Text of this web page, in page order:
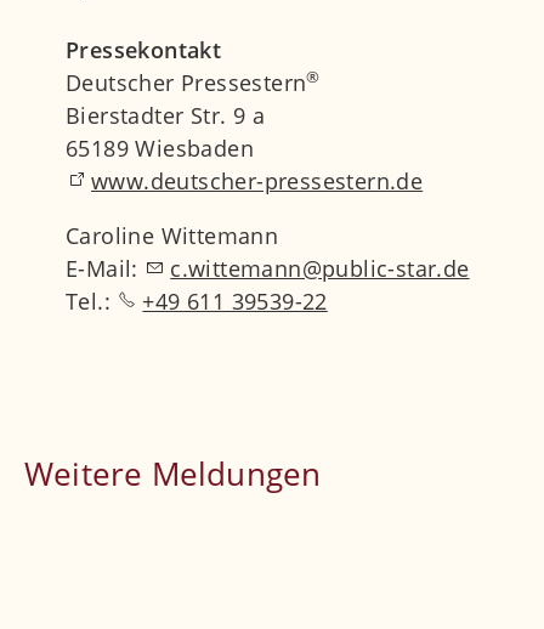
Pressekontakt
Deutscher Pressestern®
Bierstadter Str. 9 a
65189 Wiesbaden
www.deutscher-pressestern.de
Caroline Wittemann
E-Mail:
c.wittemann@public-star.de
Tel.:
+49 611 39539-22
Weitere Meldungen